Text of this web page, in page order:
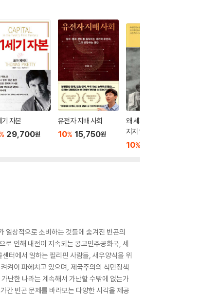
기 자본
29,700원
유전자 지배 사회
10% 15,750원
왜 세계의 가난은 사라
지지 않는가
10%
일상적으로 소비하는 것들에 숨겨진 빈곤의
로 인해 내전이 지속되는 콩고민주공화국, 세
터에서 일하는 필리핀 사람들, 새우양식을 위
켜이 파헤치고 있으며, 제국주의의 식민정책
난한 나라는 계속해서 가난할 수밖에 없는가
간 빈곤 문제를 바라보는 다양한 시각을 제공